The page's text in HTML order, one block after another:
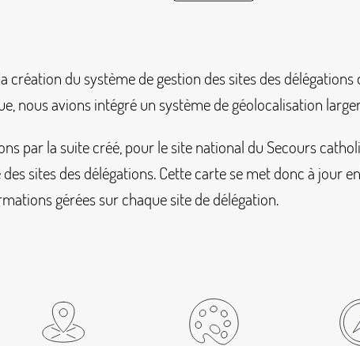
création du système de gestion des sites des délégations
nous avions intégré un système de géolocalisation
par la suite créé, pour le site national du Secours
des sites des délégations. Cette carte se met donc à jour
gérées sur chaque site de délégation.